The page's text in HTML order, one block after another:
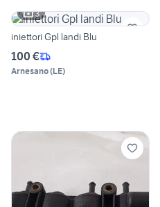
3
iniettori Gpl landi Blu
100 €
Arnesano(LE)